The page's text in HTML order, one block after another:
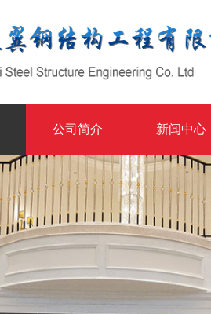
公司简介 新闻中心